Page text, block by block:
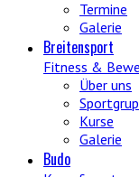
Termine
Galerie
Breitensport
Fitness &
Über uns
Kurse
Galerie
Budo